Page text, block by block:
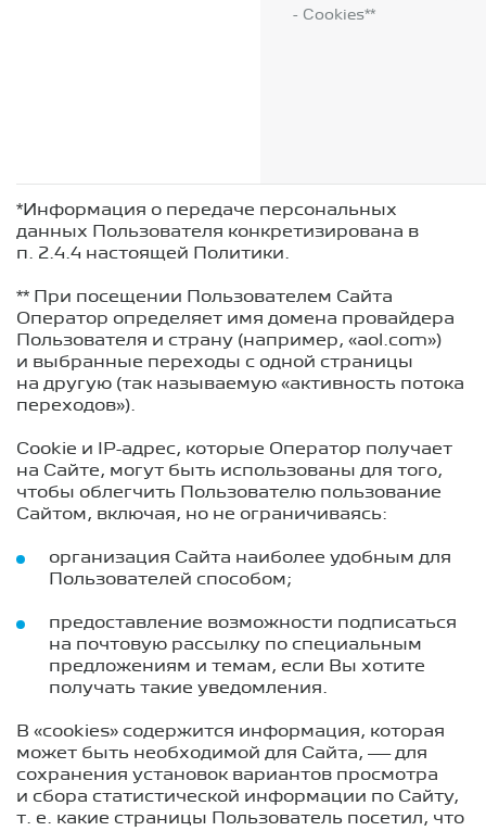
- Cookies**
*Информация о передаче персональных
данных Пользователя конкретизирована в
п. 2.4.4 настоящей Политики.
** При посещении Пользователем Сайта
Оператор определяет имя домена провайдера
Пользователя и страну (например, «aol.com»)
и выбранные переходы с одной страницы
на другую (так называемую «активность потока
переходов»).
Cookie и IP-адрес, которые Оператор получает
на Сайте, могут быть использованы для того,
чтобы облегчить Пользователю пользование
Сайтом, включая, но не ограничиваясь:
организация Сайта наиболее удобным для
Пользователей способом;
предоставление возможности подписаться
на почтовую рассылку по специальным
предложениям и темам, если Вы хотите
получать такие уведомления.
В «cookies» содержится информация, которая
может быть необходимой для Сайта, — для
сохранения установок вариантов просмотра
и сбора статистической информации по Сайту,
т. е.
какие страницы Пользователь посетил, что